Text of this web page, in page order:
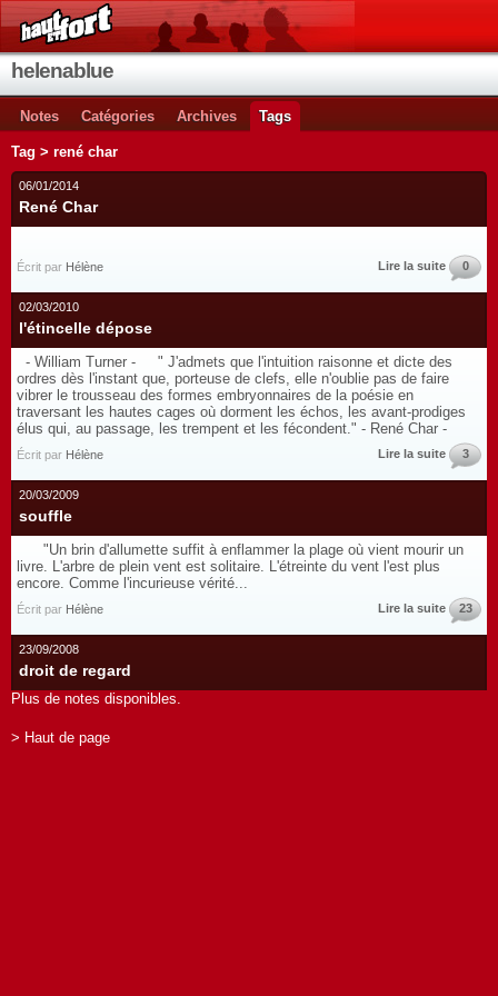
helenablue
Notes Catégories Archives Tags
Tag > rené char
06/01/2014
René Char
Écrit par Hélène Lire la suite 0
02/03/2010
l'étincelle dépose
- William Turner - " J'admets que l'intuition raisonne et dicte des
ordres dès l'instant que, porteuse de clefs, elle n'oublie pas de faire
vibrer le trousseau des formes embryonnaires de la poésie en
traversant les hautes cages où dorment les échos, les avant-prodiges
élus qui, au passage, les trempent et les fécondent." - René Char -
Écrit par Hélène Lire la suite 3
20/03/2009
souffle
"Un brin d'allumette suffit à enflammer la plage où vient mourir un
livre. L'arbre de plein vent est solitaire. L'étreinte du vent l'est plus
encore. Comme l'incurieuse vérité...
Écrit par Hélène Lire la suite 23
23/09/2008
droit de regard
Plus de notes disponibles.
> Haut de page